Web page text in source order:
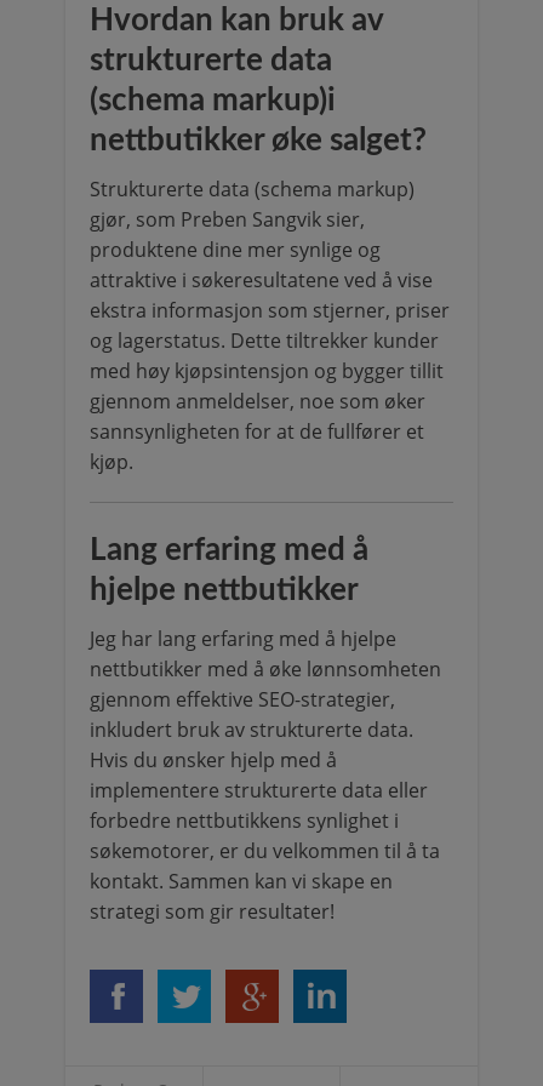
Hvordan kan bruk av
strukturerte data
(schema markup)i
nettbutikker øke salget?
Strukturerte data (schema markup)
gjør, som Preben Sangvik sier,
produktene dine mer synlige og
attraktive i søkeresultatene ved å vise
ekstra informasjon som stjerner, priser
og lagerstatus. Dette tiltrekker kunder
med høy kjøpsintensjon og bygger tillit
gjennom anmeldelser, noe som øker
sannsynligheten for at de fullfører et
kjøp.
Lang erfaring med å
hjelpe nettbutikker
Jeg har lang erfaring med å hjelpe
nettbutikker med å øke lønnsomheten
gjennom effektive SEO-strategier,
inkludert bruk av strukturerte data.
Hvis du ønsker hjelp med å
implementere strukturerte data eller
forbedre nettbutikkens synlighet i
søkemotorer, er du velkommen til å ta
kontakt. Sammen kan vi skape en
strategi som gir resultater!